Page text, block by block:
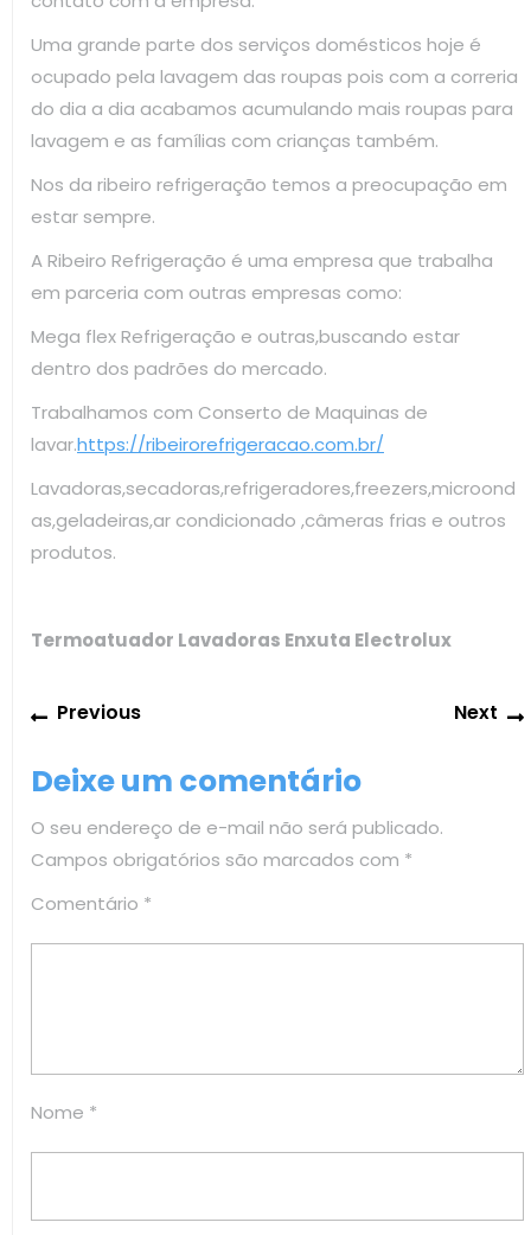
Uma grande parte dos serviços domésticos hoje é
ocupado pela lavagem das roupas pois com a correria
do dia a dia acabamos acumulando mais roupas para
lavagem e as famílias com crianças também.
Nos da ribeiro refrigeração temos a preocupação em
estar sempre.
A Ribeiro Refrigeração é uma empresa que trabalha
em parceria com outras empresas como:
Mega flex Refrigeração e outras,buscando estar
dentro dos padrões do mercado.
Trabalhamos com Conserto de Maquinas de
lavar.https://ribeirorefrigeracao.com.br/
Lavadoras,secadoras,refrigeradores,freezers,microond
as,geladeiras,ar condicionado ,câmeras frias e outros
produtos.
Termoatuador Lavadoras Enxuta Electrolux
Navegação
de
Post
PreviousPrevious
Next
Deixe um comentário
O seu endereço de e-mail não será publicado.
Campos obrigatórios são marcados com *
Comentário *
Nome *